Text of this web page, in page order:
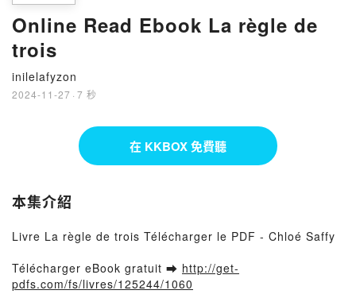
Online Read Ebook La règle de
trois
inilelafyzon
2024-11-27 · 7 秒
在 KKBOX 免費聽
本集介紹
Livre La règle de trois Télécharger le PDF - Chloé Saffy
Télécharger eBook gratuit ➡ http://get-
pdfs.com/fs/livres/125244/1060